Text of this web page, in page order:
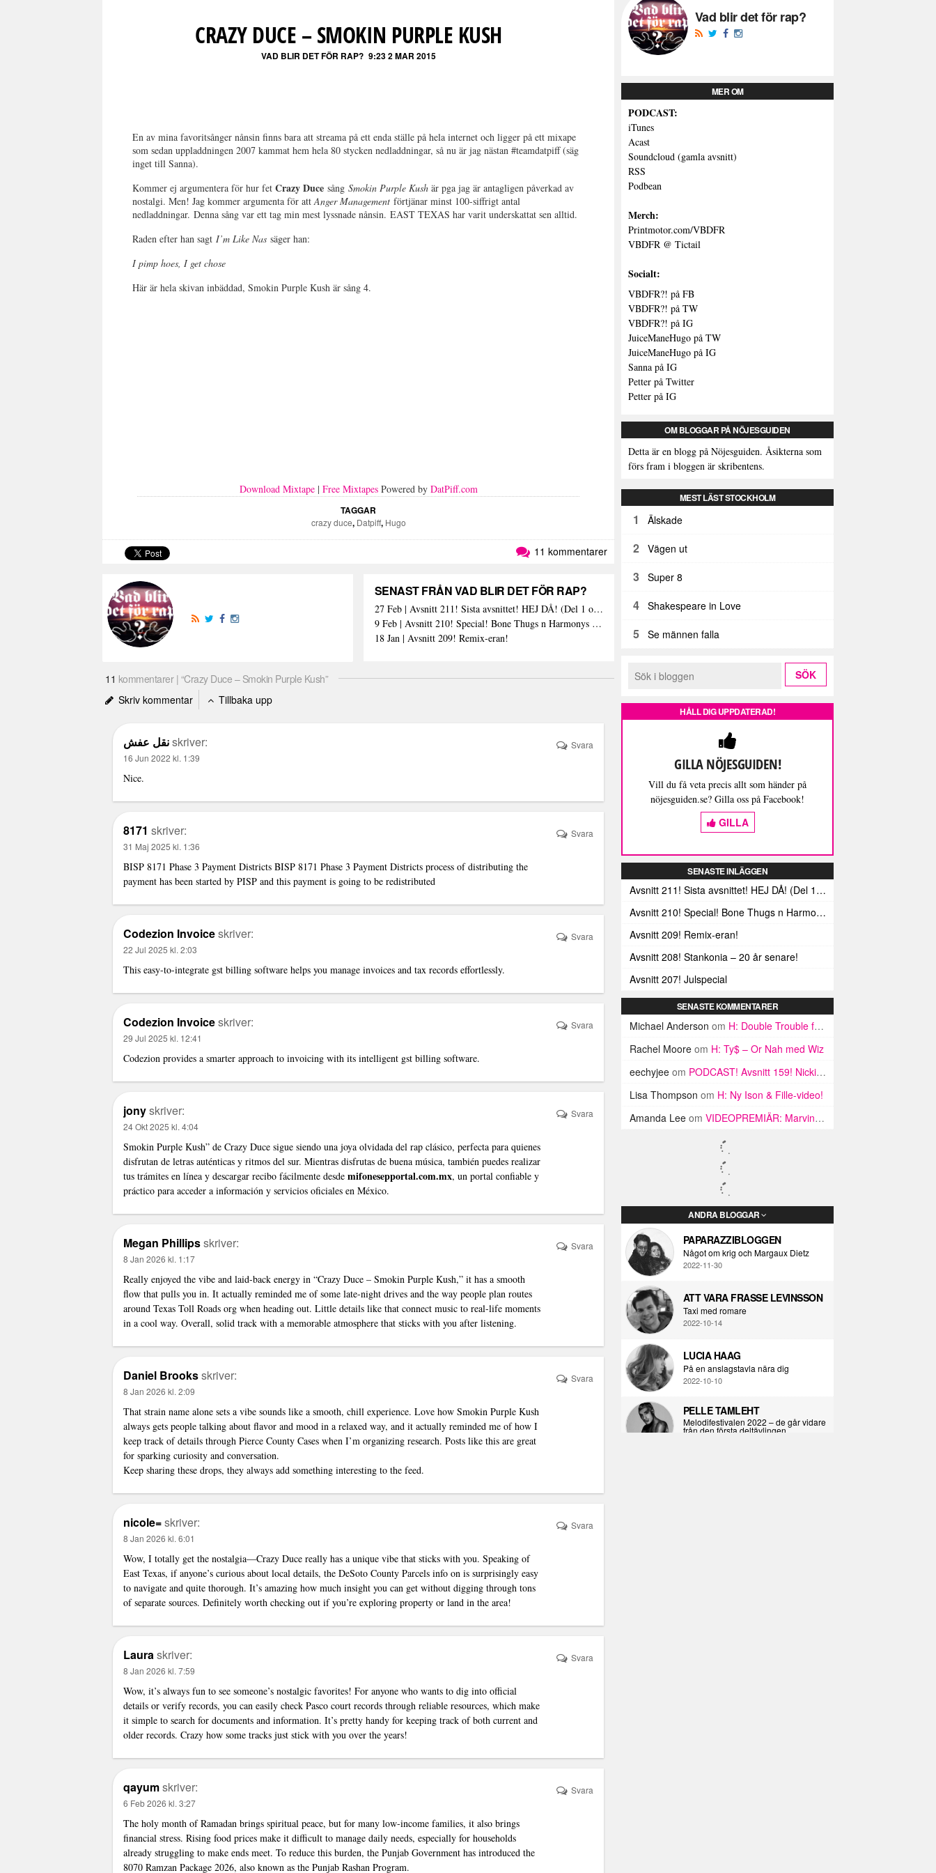
CRAZY DUCE – SMOKIN PURPLE KUSH
VAD BLIR DET FÖR RAP? 9:23 2 MAR 2015
En av mina favoritsånger nånsin finns bara att streama på ett enda ställe på hela internet och ligger på ett mixape
som sedan uppladdningen 2007 kammat hem hela 80 stycken nedladdningar, så nu är jag nästan #teamdatpiff (säg
inget till Sanna).
Kommer ej argumentera för hur fetCrazy DucesångSmokin Purple Kushär pga jag är antagligen påverkad av
nostalgi. Men! Jag kommer argumenta för attAnger Managementförtjänar minst 100-siffrigt antal
nedladdningar. Denna sång var ett tag min mest lyssnade nånsin. EAST TEXAS har varit underskattat sen alltid.
Raden efter han sagt I’m Like Nassäger han:
I pimp hoes, I get chose
Här är hela skivan inbäddad, Smokin Purple Kush är sång 4.
Download Mixtape| Free MixtapesPowered by DatPiff.com
TAGGAR
crazy duce, Datpiff, Hugo
11 kommentarer
SENAST FRÅN VAD BLIR DET FÖR RAP?
27 Feb | Avsnitt 211! Sista avsnittet! HEJ DÅ! (Del 1 och 2)
9 Feb | Avsnitt 210! Special! Bone Thugs n Harmonys album E.1999 Eternal
18 Jan | Avsnitt 209! Remix-eran!
11 kommentarer | “Crazy Duce – Smokin Purple Kush”
Skriv kommentar
Tillbaka upp
نقل عفشskriver:
16 Jun 2022 kl. 1:39
Nice.
Svara
8171 skriver:
31 Maj 2025 kl. 1:36
BISP 8171 Phase 3 Payment Districts BISP 8171 Phase 3 Payment Districts process of distributing the
payment has been started by PISP and this payment is going to be redistributed
Svara
Codezion Invoiceskriver:
22 Jul 2025 kl. 2:03
This easy-to-integrate gst billing software helps you manage invoices and tax records effortlessly.
Svara
Codezion Invoiceskriver:
29 Jul 2025 kl. 12:41
Codezion provides a smarter approach to invoicing with its intelligent gst billing software.
Svara
jonyskriver:
24 Okt 2025 kl. 4:04
Smokin Purple Kush” de Crazy Duce sigue siendo una joya olvidada del rap clásico, perfecta para quienes
disfrutan de letras auténticas y ritmos del sur. Mientras disfrutas de buena música, también puedes realizar
tus trámites en línea y descargar recibo fácilmente desde mifonesepportal.com.mx, un portal confiable y
práctico para acceder a información y servicios oficiales en México.
Svara
Megan Phillipsskriver:
8 Jan 2026 kl. 1:17
Really enjoyed the vibe and laid-back energy in “Crazy Duce – Smokin Purple Kush,” it has a smooth
flow that pulls you in. It actually reminded me of some late-night drives and the way people plan routes
around Texas Toll Roads org when heading out. Little details like that connect music to real-life moments
in a cool way. Overall, solid track with a memorable atmosphere that sticks with you after listening.
Svara
Daniel Brooksskriver:
8 Jan 2026 kl. 2:09
That strain name alone sets a vibe sounds like a smooth, chill experience. Love how Smokin Purple Kush
always gets people talking about flavor and mood in a relaxed way, and it actually reminded me of how I
keep track of details through Pierce County Cases when I’m organizing research. Posts like this are great
for sparking curiosity and conversation.
Keep sharing these drops, they always add something interesting to the feed.
Svara
nicole=skriver:
8 Jan 2026 kl. 6:01
Wow, I totally get the nostalgia—Crazy Duce really has a unique vibe that sticks with you. Speaking of
East Texas, if anyone’s curious about local details, the DeSoto County Parcels info on is surprisingly easy
to navigate and quite thorough. It’s amazing how much insight you can get without digging through tons
of separate sources. Definitely worth checking out if you’re exploring property or land in the area!
Svara
Lauraskriver:
8 Jan 2026 kl. 7:59
Wow, it’s always fun to see someone’s nostalgic favorites! For anyone who wants to dig into official
details or verify records, you can easily check Pasco court records through reliable resources, which make
it simple to search for documents and information. It’s pretty handy for keeping track of both current and
older records. Crazy how some tracks just stick with you over the years!
Svara
qayumskriver:
6 Feb 2026 kl. 3:27
The holy month ofRamadan brings spiritual peace, but for many low-income families, it also brings
financial stress. Rising food prices make it difficult to manage daily needs, especially for households
already struggling to make ends meet. To reduce this burden, the Punjab Government has introduced the
8070 Ramzan Package 2026, also known as the Punjab Rashan Program.
Svara
Vad blir det för rap?
MER OM
PODCAST:
iTunes
Acast
Soundcloud (gamla avsnitt)
RSS
Podbean
Merch:
Printmotor.com/VBDFR
VBDFR @ Tictail
Socialt:
VBDFR?! på FB
VBDFR?! på TW
VBDFR?! på IG
JuiceManeHugo på TW
JuiceManeHugo på IG
Sanna på IG
Petter på Twitter
Petter på IG
OM BLOGGAR PÅ NÖJESGUIDEN
Detta är en blogg på Nöjesguiden. Åsikterna som
förs fram i bloggen är skribentens.
MEST LÄST STOCKHOLM
1 Älskade
2 Vägen ut
3 Super 8
4 Shakespeare in Love
5 Se männen falla
HÅLL DIG UPPDATERAD!
GILLA NÖJESGUIDEN!
Vill du få veta precis allt som händer på
nöjesguiden.se? Gilla oss på Facebook!
GILLA
SENASTE INLÄGGEN
Avsnitt 211! Sista avsnittet! HEJ DÅ! (Del 1 och 2)
Avsnitt 210! Special! Bone Thugs n Harmonys album E.1999 Eternal
Avsnitt 209! Remix-eran!
Avsnitt 208! Stankonia – 20 år senare!
Avsnitt 207! Julspecial
SENASTE KOMMENTARER
Michael Anderson om H: Double Trouble från Baton Rouge
Rachel Moore om H: Ty$ – Or Nah med Wiz
eechyjee om PODCAST! Avsnitt 159! Nicki Minaj-specialen!
Lisa Thompson om H: Ny Ison & Fille-video!
Amanda Lee om VIDEOPREMIÄR: Marvin Tebano – Klipp dig
ANDRA BLOGGAR
PAPARAZZIBLOGGEN
Något om krig och Margaux Dietz
2022-11-30
ATT VARA FRASSE LEVINSSON
Taxi med romare
2022-10-14
LUCIA HAAG
På en anslagstavla nära dig
2022-10-10
PELLE TAMLEHT
Melodifestivalen 2022 – de går vidare
från den första deltävlingen